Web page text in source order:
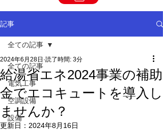
記事
全ての記事
電気工事
空調設備
設備
全ての記事
給湯省エネ2024事業の補助
金でエコキュートを導入し
ませんか？
2024年6月28日 読了時間: 3分
更新日： 2024年8月16日